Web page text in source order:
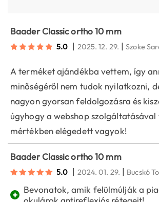
Baader Classic ortho 10 mm
5.0 | 2025. 12. 29. |Szoke
A terméket ajándékba vettem, így
minőségéről nem tudok nyilatkozni,
nagyon gyorsan feldolgozásra és
úgyhogy a webshop szolgáltatásával
mértékben elégedett vagyok!
Baader Classic ortho 10 mm
5.0 | 2024. 01. 29. | Bucskó
+
Bevonatok, amik felülmúlják a